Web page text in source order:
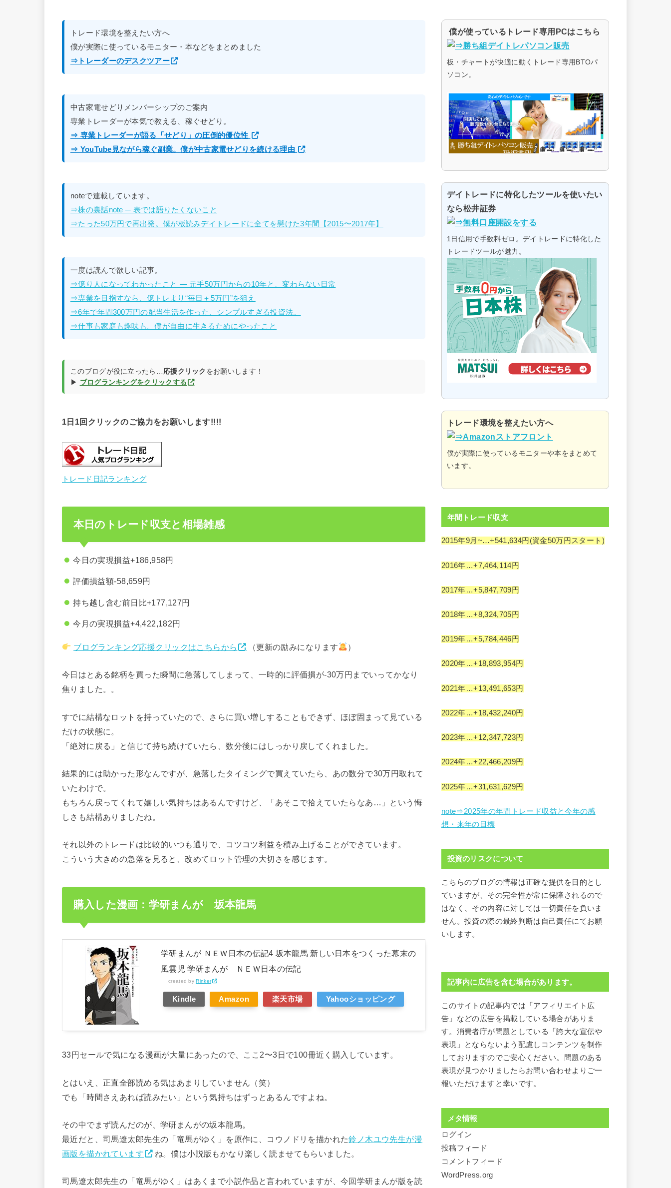
トレード環境を整えたい方へ
僕が実際に使っているモニター・本などをまとめました
⇒トレーダーのデスクツアー
中古家電せどりメンバーシップのご案内
専業トレーダーが本気で教える、稼ぐせどり。
⇒ 専業トレーダーが語る「せどり」の圧倒的優位性
⇒ YouTube見ながら稼ぐ副業。僕が中古家電せどりを続ける理由
noteで連載しています。
⇒株の裏話note ─ 表では語りたくないこと
⇒たった50万円で再出発。僕が板読みデイトレードに全てを懸けた3年間【2015〜2017年】
一度は読んで欲しい記事。
⇒億り人になってわかったこと — 元手50万円からの10年と、変わらない日常
⇒専業を目指すなら、億トレより“毎日＋5万円”を狙え
⇒6年で年間300万円の配当生活を作った、シンプルすぎる投資法。
⇒仕事も家庭も趣味も。僕が自由に生きるためにやったこと
このブログが役に立ったら…応援クリック をお願いします！
▶ ブログランキングをクリックする
1日1回クリックのご協力をお願いします!!!!
トレード日記ランキング
本日のトレード収支と相場雑感
今日の実現損益+186,958円
評価損益額-58,659円
持ち越し含む前日比+177,127円
今月の実現損益+4,422,182円
ブログランキング応援クリックはこちらから （更新の励みになります ）
今日はとある銘柄を買った瞬間に急落してしまって、一時的に評価損が-30万円までいってかなり
焦りました。。
すでに結構なロットを持っていたので、さらに買い増しすることもできず、ほぼ固まって見ている
だけの状態に。
「絶対に戻る」と信じて持ち続けていたら、数分後にはしっかり戻してくれました。
結果的には助かった形なんですが、急落したタイミングで買えていたら、あの数分で30万円取れて
いたわけで。
もちろん戻ってくれて嬉しい気持ちはあるんですけど、「あそこで拾えていたらなあ…」という悔
しさも結構ありましたね。
それ以外のトレードは比較的いつも通りで、コツコツ利益を積み上げることができています。
こういう大きめの急落を見ると、改めてロット管理の大切さを感じます。
購入した漫画：学研まんが 坂本龍馬
学研まんが ＮＥＷ日本の伝記4 坂本龍馬 新しい日本をつくった幕末の
風雲児 学研まんが ＮＥＷ日本の伝記
created byRinker
Kindle Amazon 楽天市場 Yahooショッピング
33円セールで気になる漫画が大量にあったので、ここ2〜3日で100冊近く購入しています。
とはいえ、正直全部読める気はあまりしていません（笑）
でも「時間さえあれば読みたい」という気持ちはずっとあるんですよね。
その中でまず読んだのが、学研まんがの坂本龍馬。
最近だと、司馬遼太郎先生の「竜馬がゆく」を原作に、コウノドリを描かれた鈴ノ木ユウ先生が漫
画版を描かれています
ね。僕は小説版もかなり楽しく読ませてもらいました。
司馬遼太郎先生の「竜馬がゆく」はあくまで小説作品と言われていますが、今回学研まんが版を読
僕が使っているトレード専用PCはこちら
板・チャートが快適に動くトレード専用BTOパ
ソコン。
デイトレードに特化したツールを使いたい
なら松井証券
1日信用で手数料ゼロ。デイトレードに特化した
トレードツールが魅力。
トレード環境を整えたい方へ
僕が実際に使っているモニターや本をまとめて
います。
年間トレード収支
2015年9月~…+541,634円(資金50万円スタート)
2016年…+7,464,114円
2017年…+5,847,709円
2018年…+8,324,705円
2019年…+5,784,446円
2020年…+18,893,954円
2021年…+13,491,653円
2022年…+18,432,240円
2023年…+12,347,723円
2024年…+22,466,209円
2025年…+31,631,629円
note⇒2025年の年間トレード収益と今年の感
想・来年の目標
投資のリスクについて
こちらのブログの情報は正確な提供を目的とし
ていますが、その完全性が常に保障されるので
はなく、その内容に対しては一切責任を負いま
せん。投資の際の最終判断は自己責任にてお願
いします。
記事内に広告を含む場合があります。
このサイトの記事内では「アフィリエイト広
告」などの広告を掲載している場合がありま
す。消費者庁が問題としている「誇大な宣伝や
表現」とならないよう配慮しコンテンツを制作
しておりますのでご安心ください。問題のある
表現が見つかりましたらお問い合わせよりご一
報いただけますと幸いです。
メタ情報
ログイン
投稿フィード
コメントフィード
WordPress.org